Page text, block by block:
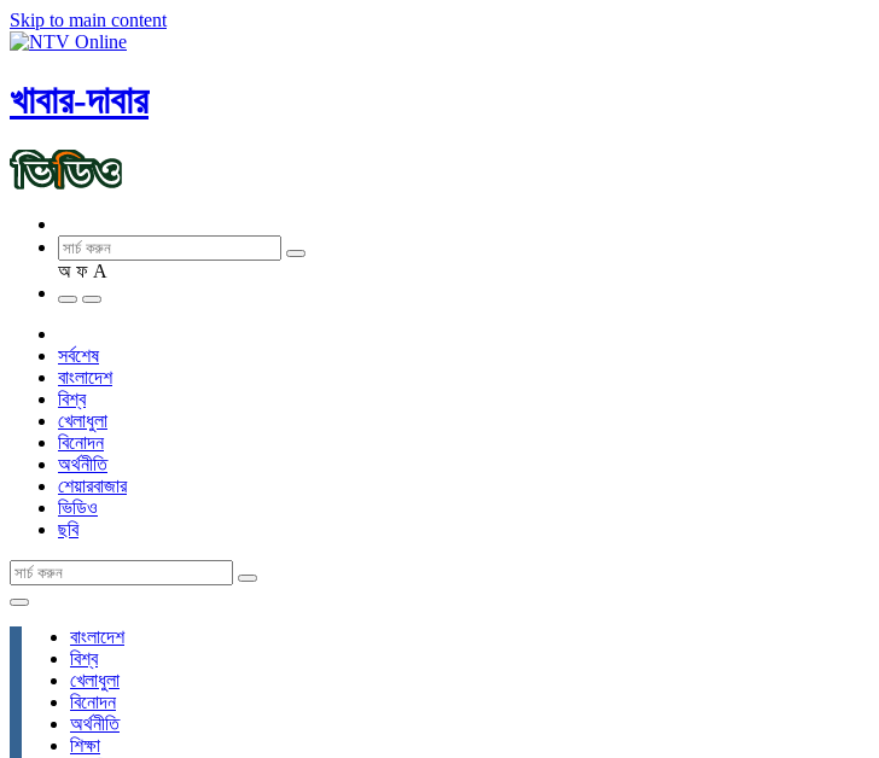
Skip to main content
খাবার-দাবার
অ ফ A
সর্বশেষ
বাংলাদেশ
বিশ্ব
খেলাধুলা
বিনোদন
অর্থনীতি
শেয়ারবাজার
ভিডিও
ছবি
বাংলাদেশ
বিশ্ব
খেলাধুলা
বিনোদন
অর্থনীতি
শিক্ষা